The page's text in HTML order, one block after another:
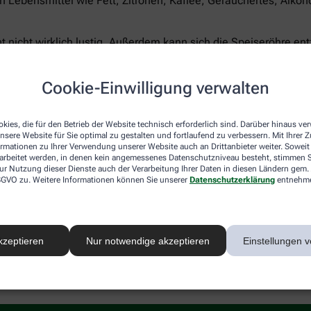
Cookie-Einwilligung verwalten
die für den Betrieb der Website technisch erforderlich sind. Darüber hinaus
Website für Sie optimal zu gestalten und fortlaufend zu verbessern. Mit Ihrer
zu Ihrer Verwendung unserer Website auch an Drittanbieter weiter. Soweit
werden, in denen kein angemessenes Datenschutzniveau besteht, stimmen
Nutzung dieser Dienste auch der Verarbeitung Ihrer Daten in diesen Ländern
zu. Weitere Informationen können Sie unserer Datenschutzerklärung
Nur notwendige akzeptieren Einstellungen
nicht wirklich lustig. Außerdem kann sich die Speiseröhre
vorbeugen. Bauen Sie Übergewicht ab. Mit erhöhtem
Meiden Sie Lebensmittel und Genussgifte, die den
Sie mehrere kleine Portionen und ohne Zeitdruck.
Ihnen dabei helfen.
weiter, helfen Medikamente: So genannte Antacida
Bei leichteren Beschwerden gibt es rezeptfreie
bei Magenproblemen auf Kamille oder bittere
Barriere, die verhindert, dass Magensäure in die
abwärts.